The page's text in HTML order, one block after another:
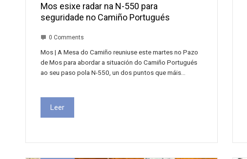
Mos esixe radar na N-550 para
seguridade no Camiño Portugués
0 Comments
Mos | A Mesa do Camiño reuniuse este martes no Pazo
de Mos para abordar a situación do Camiño Portugués
ao seu paso pola N-550, un dos puntos que máis…
Leer